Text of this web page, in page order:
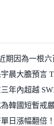
期因為一根
晨大膽預言
年內超越
韓國短暫戒
日漲幅翻倍！